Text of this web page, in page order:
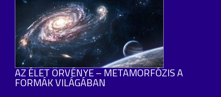
AZ ÉLET ÖRVÉNYE – METAMORFÓZIS A
FORMÁK VILÁGÁBAN